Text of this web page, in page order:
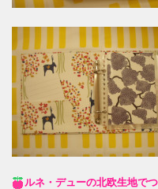
ルネ・デューの北欧生地で